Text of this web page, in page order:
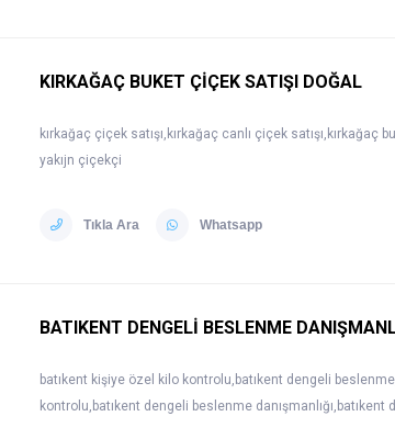
KIRKAĞAÇ BUKET ÇİÇEK SATIŞI DOĞAL
kırkağaç çiçek satışı,kırkağaç canlı çiçek
yakıjn çiçekçi
Tıkla Ara Whatsapp
BATIKENT DENGELİ BESLENME
batıkent kişiye özel kilo kontrolu,batıkent dengeli
kontrolu,batıkent dengeli beslenme danışmanlığı,batıkent